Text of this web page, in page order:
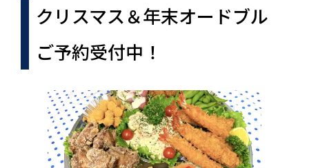
クリスマス＆年末オードブル
ご予約受付中！